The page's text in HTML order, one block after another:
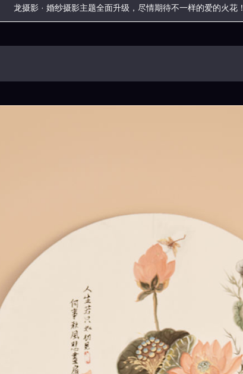
龙摄影 · 婚纱摄影主题全面升级，尽情期待不一样的爱的火花！